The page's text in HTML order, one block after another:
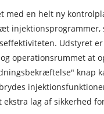
med en helt ny
injektionsprogrammer,
Udstyret
operationsrummet at
knap
lag af sikkerhed